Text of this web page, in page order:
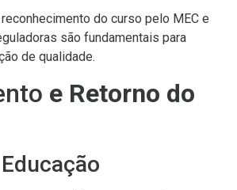
do curso pelo MEC e
são fundamentais para
de qualidade.
e Retorno do